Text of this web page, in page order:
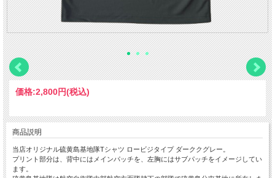
価格:2,800円(税込)
商品説明
当店オリジナル硫黄島基地隊Tシャツ ロービジタイプ ダーククグレー。
プリント部分は、背中にはメインパッチを、左胸にはサブパッチをイメージしてい
ます。